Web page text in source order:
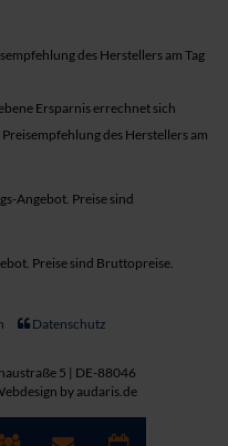
des Herstellers am Tag
Ersparnis errechnet sich
des Herstellers am
Angebot. Preise sind
Preise sind Bruttopreise.
Datenschutz
5 | DE-88046
by audaris.de